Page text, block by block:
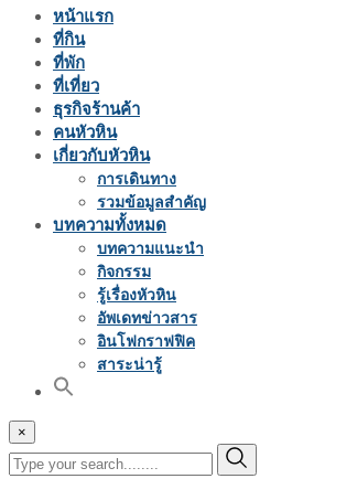
หน้าแรก
ที่กิน
ที่พัก
ที่เที่ยว
ธุรกิจร้านค้า
คนหัวหิน
เกี่ยวกับหัวหิน
การเดินทาง
รวมข้อมูลสำคัญ
บทความทั้งหมด
บทความแนะนำ
กิจกรรม
รู้เรื่องหัวหิน
อัพเดทข่าวสาร
อินโฟกราฟฟิค
สาระน่ารู้
×